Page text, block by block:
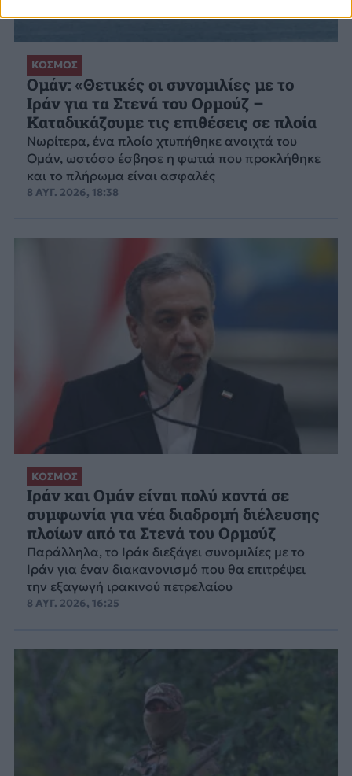
ΚΟΣΜΟΣ
Ομάν: «Θετικές οι συνομιλίες με το
Ιράν για τα Στενά του Ορμούζ –
Καταδικάζουμε τις επιθέσεις σε πλοία
Νωρίτερα, ένα πλοίο χτυπήθηκε ανοιχτά του
Ομάν, ωστόσο έσβησε η φωτιά που προκλήθηκε
και το πλήρωμα είναι ασφαλές
8 ΑΥΓ. 2026, 18:38
ΚΟΣΜΟΣ
Ιράν και Ομάν είναι πολύ κοντά σε
συμφωνία για νέα διαδρομή διέλευσης
πλοίων από τα Στενά του Ορμούζ
Παράλληλα, το Ιράκ διεξάγει συνομιλίες με το
Ιράν για έναν διακανονισμό που θα επιτρέψει
την εξαγωγή ιρακινού πετρελαίου
8 ΑΥΓ. 2026, 16:25